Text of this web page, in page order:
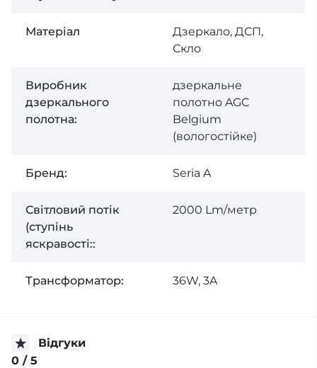
Матеріал
Дзеркало, ДСП,
Скло
Виробник
дзеркального
полотна:
дзеркальне
полотно AGC
Belgium
(вологостійке)
Бренд: Seria A
Світловий потік
(ступінь
яскравості::
2000 Lm/метр
Трансформатор: 36W, 3A
Відгуки
0 / 5